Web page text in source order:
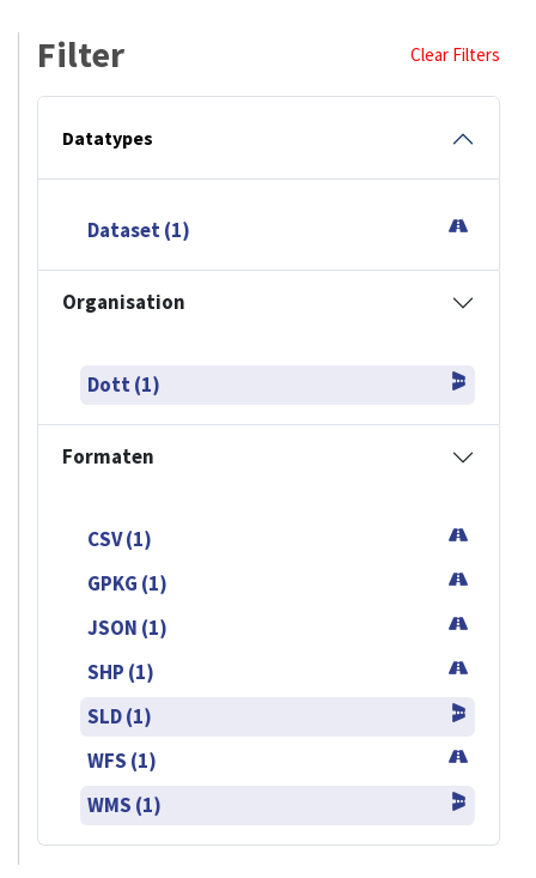
Filter Clear Filters
Datatypes
Dataset (1)
Organisation
Dott (1)
Formaten
CSV (1)
GPKG (1)
JSON (1)
SHP (1)
SLD (1)
WFS (1)
WMS (1)